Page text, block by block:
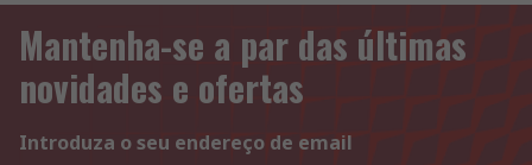
Mantenha-se a par das últimas
novidades e ofertas
Introduza o seu endereço de email